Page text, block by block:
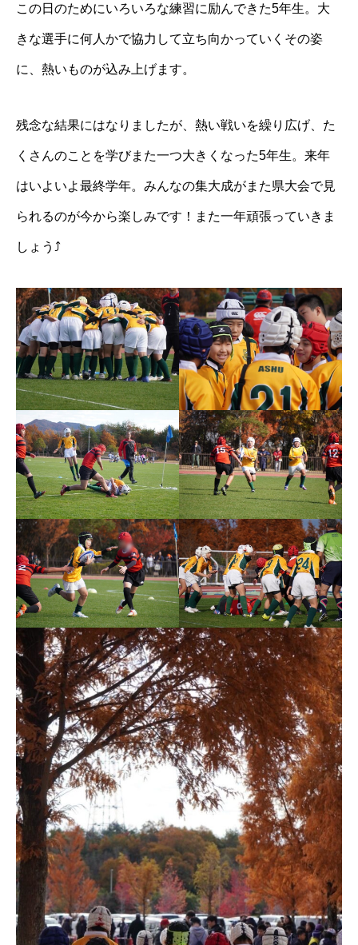
この日のためにいろいろな練習に励んできた5年生。大
きな選手に何人かで協力して立ち向かっていくその姿
に、熱いものが込み上げます。
残念な結果にはなりましたが、熱い戦いを繰り広げ、た
くさんのことを学びまた一つ大きくなった5年生。来年
はいよいよ最終学年。みんなの集大成がまた県大会で見
られるのが今から楽しみです！また一年頑張っていきま
しょう⤴️